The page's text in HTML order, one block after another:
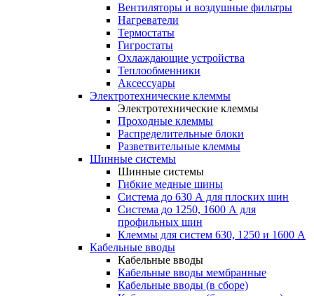
Вентиляторы и воздушные фильтры
Нагреватели
Термостаты
Гигростаты
Охлаждающие устройства
Теплообменники
Аксессуары
Электротехнические клеммы
Электротехнические клеммы
Проходные клеммы
Распределительные блоки
Разветвительные клеммы
Шинные системы
Шинные системы
Гибкие медные шины
Система до 630 А для плоских шин
Система до 1250, 1600 А для
профильных шин
Клеммы для систем 630, 1250 и 1600 А
Кабельные вводы
Кабельные вводы
Кабельные вводы мембранные
Кабельные вводы (в сборе)